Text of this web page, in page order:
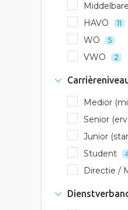
HAVO 11
WO 5
VWO 2
Medior
Senior
Junior
Student
Directie /